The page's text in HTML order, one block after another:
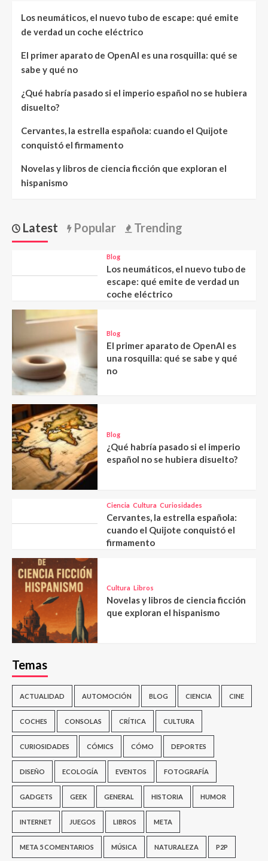
Los neumáticos, el nuevo tubo de escape: qué emite
de verdad un coche eléctrico
El primer aparato de OpenAI es una rosquilla: qué se
sabe y qué no
¿Qué habría pasado si el imperio español no se hubiera
disuelto?
Cervantes, la estrella española: cuando el Quijote
conquistó el firmamento
Novelas y libros de ciencia ficción que exploran el
hispanismo
Latest Popular Trending
Blog
Los neumáticos, el nuevo tubo de
escape: qué emite de verdad un
coche eléctrico
Blog
El primer aparato de OpenAI es
una rosquilla: qué se sabe y qué
no
Blog
¿Qué habría pasado si el imperio
español no se hubiera disuelto?
Ciencia Cultura Curiosidades
Cervantes, la estrella española:
cuando el Quijote conquistó el
firmamento
Cultura Libros
Novelas y libros de ciencia ficción
que exploran el hispanismo
Temas
ACTUALIDAD AUTOMOCIÓN BLOG CIENCIA CINE
COCHES CONSOLAS CRÍTICA CULTURA
CURIOSIDADES CÓMICS CÓMO DEPORTES
DISEÑO ECOLOGÍA EVENTOS FOTOGRAFÍA
GADGETS GEEK GENERAL HISTORIA HUMOR
INTERNET JUEGOS LIBROS META
META 5 COMENTARIOS MÚSICA NATURALEZA P2P